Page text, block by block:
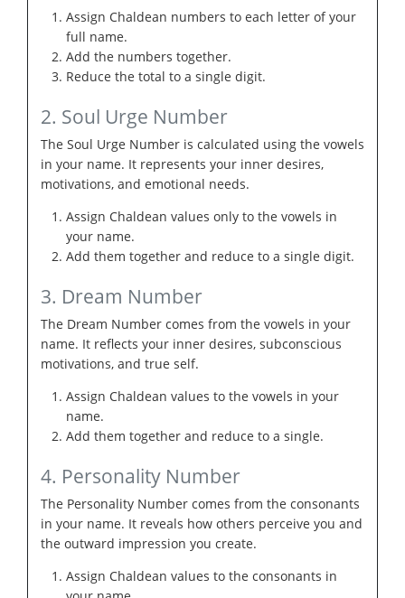
Assign Chaldean numbers to each letter of your
full name.
Add the numbers together.
Reduce the total to a single digit.
2. Soul Urge Number
The Soul Urge Number is calculated using the vowels
in your name. It represents your inner desires,
motivations, and emotional needs.
Assign Chaldean values only to the vowels in
your name.
Add them together and reduce to a single digit.
3. Dream Number
The Dream Number comes from the vowels in your
name. It reflects your inner desires, subconscious
motivations, and true self.
Assign Chaldean values to the vowels in your
name.
Add them together and reduce to a single.
4. Personality Number
The Personality Number comes from the consonants
in your name. It reveals how others perceive you and
the outward impression you create.
Assign Chaldean values to the consonants in